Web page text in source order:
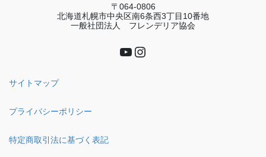
〒064-0806
北海道札幌市中央区南6条西3丁目10番地
一般社団法人 フレンデリア協会
YouTube
Instagram
サイトマップ
プライバシーポリシー
特定商取引法に基づく表記